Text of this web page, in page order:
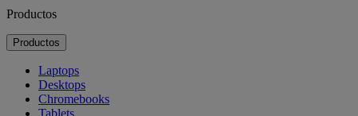
Productos
Productos
Laptops
Desktops
Chromebooks
Tablets